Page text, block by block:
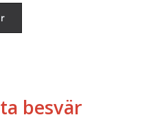
besvär